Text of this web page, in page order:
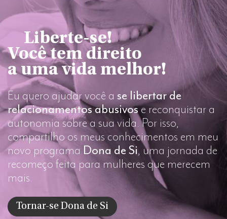
Liberte-se!
Você tem direito
a uma vida melhor!
Eu quero ajudar você a se libertar de
relacionamentos abusivose reconquistar a
autonomia sobre a sua vida. Por isso,
compartilho os meus conhecimentos em meu
novo programa Dona de Si, uma jornada de
recomeço feita para mulheres que merecem
mais.
Tornar-se Dona de Si